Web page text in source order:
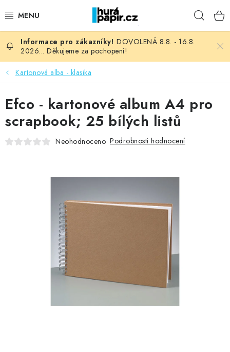
na
NOVINKY
HURÁ DÍLNA
VŠECHNO ZBOŽÍ
KNIHAŘSKÝ MATERIÁL
OBLÍBENÉ ♥️
FOTORECENZE
MOJE OBJEDNÁVKA
Moje objednávka
Oblíbené ♥️
DOVOLENÁ 8.8. - 16.8.
2026... Děkujeme za pochopení!
Kartonová alba - klasika
Efco - kartonové album A4 pro
scrapbook; 25 bílých listů
Neohodnoceno Podrobnosti hodnocení